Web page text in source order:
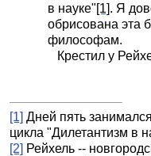
в науке"[1]. Я
обрисована эта
философам.
Крестил у
[1] Дней пять
цикла "Дилетантизм в
[2] Рейхель --